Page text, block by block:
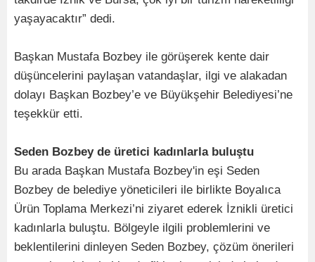
yaşayacaktır” dedi.
Başkan Mustafa Bozbey ile görüşerek kente dair
düşüncelerini paylaşan vatandaşlar, ilgi ve alakadan
dolayı Başkan Bozbey’e ve Büyükşehir Belediyesi’ne
teşekkür etti.
Seden Bozbey de üretici kadınlarla buluştu
Bu arada Başkan Mustafa Bozbey'in eşi Seden
Bozbey de belediye yöneticileri ile birlikte Boyalıca
Ürün Toplama Merkezi’ni ziyaret ederek İznikli üretici
kadınlarla buluştu. Bölgeyle ilgili problemlerini ve
beklentilerini dinleyen Seden Bozbey, çözüm önerileri